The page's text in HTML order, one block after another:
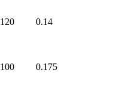
120 0.14
100 0.175